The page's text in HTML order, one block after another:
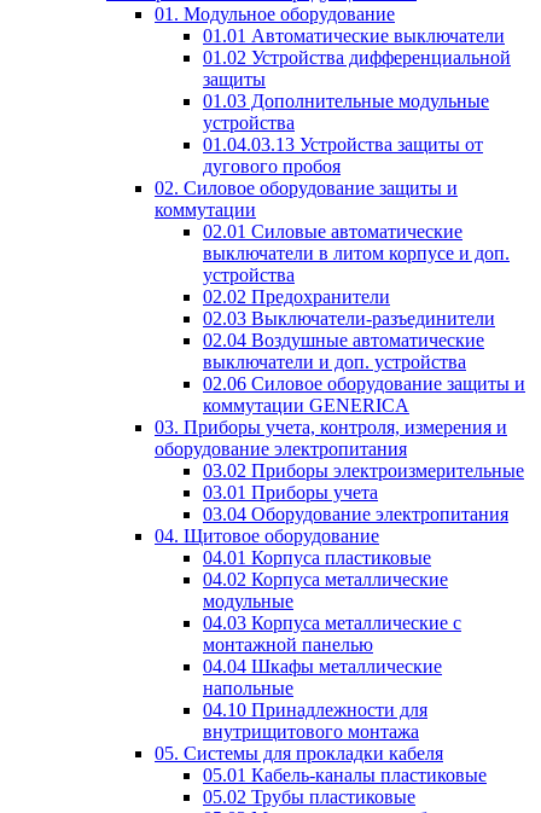
01. Модульное оборудование
01.01 Автоматические выключатели
01.02 Устройства дифференциальной
защиты
01.03 Дополнительные модульные
устройства
01.04.03.13 Устройства защиты от
дугового пробоя
02. Силовое оборудование защиты и
коммутации
02.01 Силовые автоматические
выключатели в литом корпусе и доп.
устройства
02.02 Предохранители
02.03 Выключатели-разъединители
02.04 Воздушные автоматические
выключатели и доп. устройства
02.06 Силовое оборудование защиты и
коммутации GENERICA
03. Приборы учета, контроля, измерения и
оборудование электропитания
03.02 Приборы электроизмерительные
03.01 Приборы учета
03.04 Оборудование электропитания
04. Щитовое оборудование
04.01 Корпуса пластиковые
04.02 Корпуса металлические
модульные
04.03 Корпуса металлические с
монтажной панелью
04.04 Шкафы металлические
напольные
04.10 Принадлежности для
внутрищитового монтажа
05. Системы для прокладки кабеля
05.01 Кабель-каналы пластиковые
05.02 Трубы пластиковые